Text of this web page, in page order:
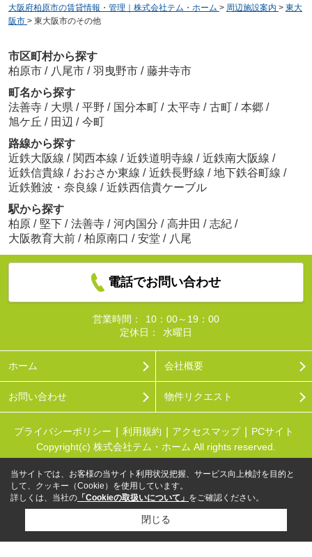
大阪府柏原市の賃貸情報・管理｜株式会社テム・ホーム > 周辺施設案内 > 東大
阪市 > 東大阪市のその他
市区町村から探す
柏原市 / 八尾市 / 羽曳野市 / 藤井寺市
町名から探す
法善寺 / 大県 / 平野 / 国分本町 / 太平寺 / 古町 / 本郷 /
旭ケ丘 / 田辺 / 今町
路線から探す
近鉄大阪線 / 関西本線 / 近鉄道明寺線 / 近鉄南大阪線 /
近鉄信貴線 / おおさか東線 / 近鉄長野線 / 地下鉄谷町線 /
近鉄難波・奈良線 / 近鉄西信貴ケーブル
駅から探す
柏原 / 堅下 / 法善寺 / 河内国分 / 高井田 / 志紀 /
大阪教育大前 / 柏原南口 / 安堂 / 八尾
電話でお問い合わせ
営業時間：
10：00～19：00
定休日：
水曜日
ホーム 会社概要
お問い合わせ 物件リクエスト
プライバシーポリシー 利用規約 アクセスマップ
PCサイト
Copyright(c) 株式会社テム・ホーム All rights reserved.
当サイトでは、お客様の当サイト利用状況把握、サービス向上検討を目的と
して、クッキー（Cookie）を使用しています。
詳しくは、当社の 「Cookieの取扱いについて」 をご確認ください。
閉じる